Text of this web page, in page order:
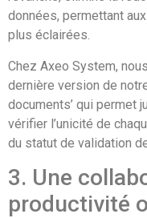
données, permettant
plus éclairées.
Chez Axeo System,
dernière version de
documents’ qui permet
vérifier l’unicité de
du statut de validation
3. Une
productivité